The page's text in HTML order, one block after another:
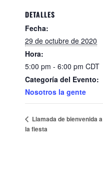
DETALLES
Fecha:
29 de octubre de 2020
Hora:
5:00 pm - 6:00 pm CDT
Categoría del Evento:
Nosotros la gente
Llamada de bienvenida a
la fiesta